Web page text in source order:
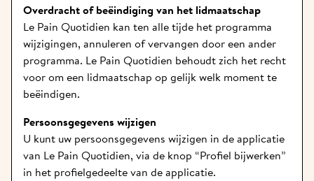
Overdracht of beëindiging van het lidmaatschap
Le Pain Quotidien kan ten alle tijde het programma
wijzigingen, annuleren of vervangen door een ander
programma. Le Pain Quotidien behoudt zich het recht
voor om een lidmaatschap op gelijk welk moment te
beëindigen.
Persoonsgegevens wijzigen
U kunt uw persoonsgegevens wijzigen in de applicatie
van Le Pain Quotidien, via de knop “Profiel bijwerken”
in het profielgedeelte van de applicatie.